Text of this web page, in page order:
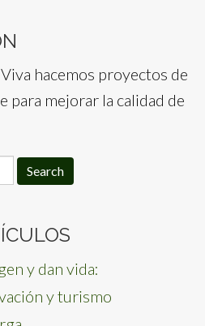
hacemos proyectos de
para mejorar la calidad de
y dan vida:
y turismo